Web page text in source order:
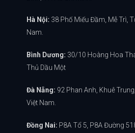
Hà Nội: 38 Phố Miếu Đầm, Mễ Trì,
Nam.
Bình Dương: 30/10 Hoàng Hoa
Thủ Dầu Một
Đà Nẵng: 92 Phan Anh, Khuê
Việt Nam.
Đồng Nai: P8A Tổ 5, P8A Đường